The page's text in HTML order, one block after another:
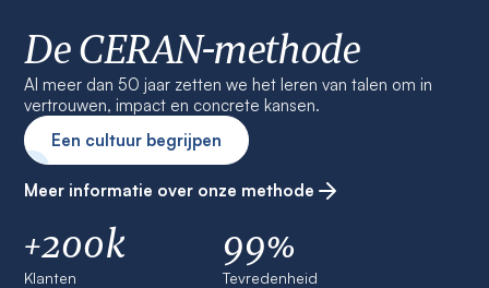
De CERAN-methode
Al meer dan 50 jaar zetten we het leren van talen om in
vertrouwen, impact en concrete kansen.
Een cultuur begrijpen
Meer informatie over onze methode
+200k
Klanten
99%
Tevredenheid